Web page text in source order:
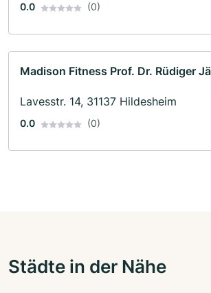
0.0 (0)
Madison Fitness Prof. Dr. Rüdiger
Lavesstr. 14, 31137 Hildesheim
0.0 (0)
Städte in der Nähe